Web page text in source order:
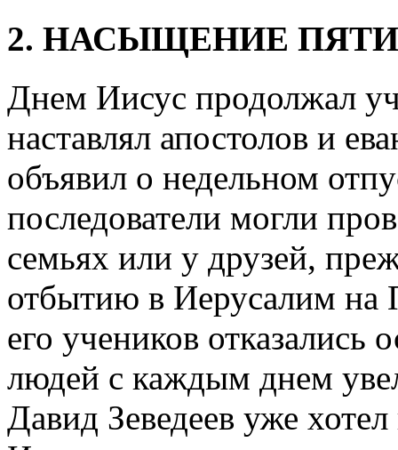
2. НАСЫЩЕНИЕ
Днем Иисус продолжал
наставлял апостолов и
объявил о недельном
последователи могли
семьях или у друзей,
отбытию в Иерусалим на
его учеников отказались
людей с каждым днем
Давид Зеведеев уже